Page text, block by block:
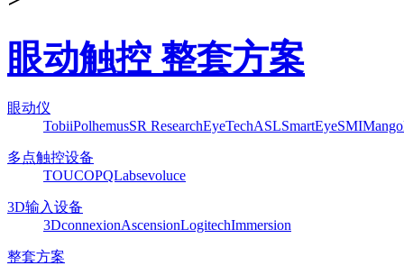
眼动触控 整套方案
眼动仪
TobiiPolhemusSR ResearchEyeTechASLSmartEyeSMI
多点触控设备
TOUCOPQLabsevoluce
3D输入设备
3DconnexionAscensionLogitechImmersion
整套方案